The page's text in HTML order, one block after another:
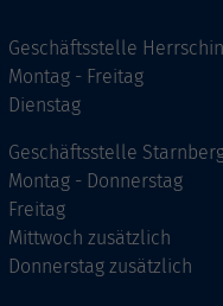
Geschäftsstelle
Montag - Freitag
Dienstag
Geschäftsstelle
Montag - Donnerstag
Freitag
Mittwoch zusätzlich
Donnerstag zusätzlich